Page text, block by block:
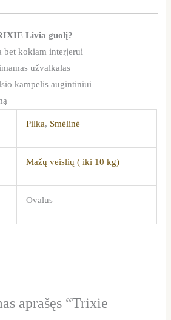
Livia guolį?
bet kokiam interjerui
užvalkalas
kampelis augintiniui
Pilka, Smėlinė
Mažų veislių ( iki 10 kg)
Ovalus
aprašęs “Trixie